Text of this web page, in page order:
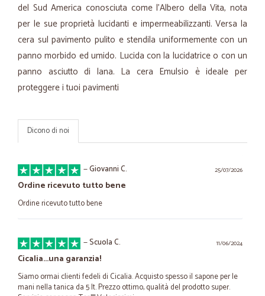
del Sud America conosciuta come l'Albero della Vita, nota
per le sue proprietà lucidanti e impermeabilizzanti. Versa la
cera sul pavimento pulito e stendila uniformemente con un
panno morbido ed umido. Lucida con la lucidatrice o con un
panno asciutto di lana. La cera Emulsio è ideale per
proteggere i tuoi pavimenti
Dicono di noi
25/07/2026
—Giovanni C.
Ordine ricevuto tutto bene
Ordine ricevuto tutto bene
11/06/2024
—Scuola C.
Cicalia...una garanzia!
Siamo ormai clienti fedeli di Cicalia. Acquisto spesso il sapone per le
mani nella tanica da 5 lt. Prezzo ottimo, qualità del prodotto super.